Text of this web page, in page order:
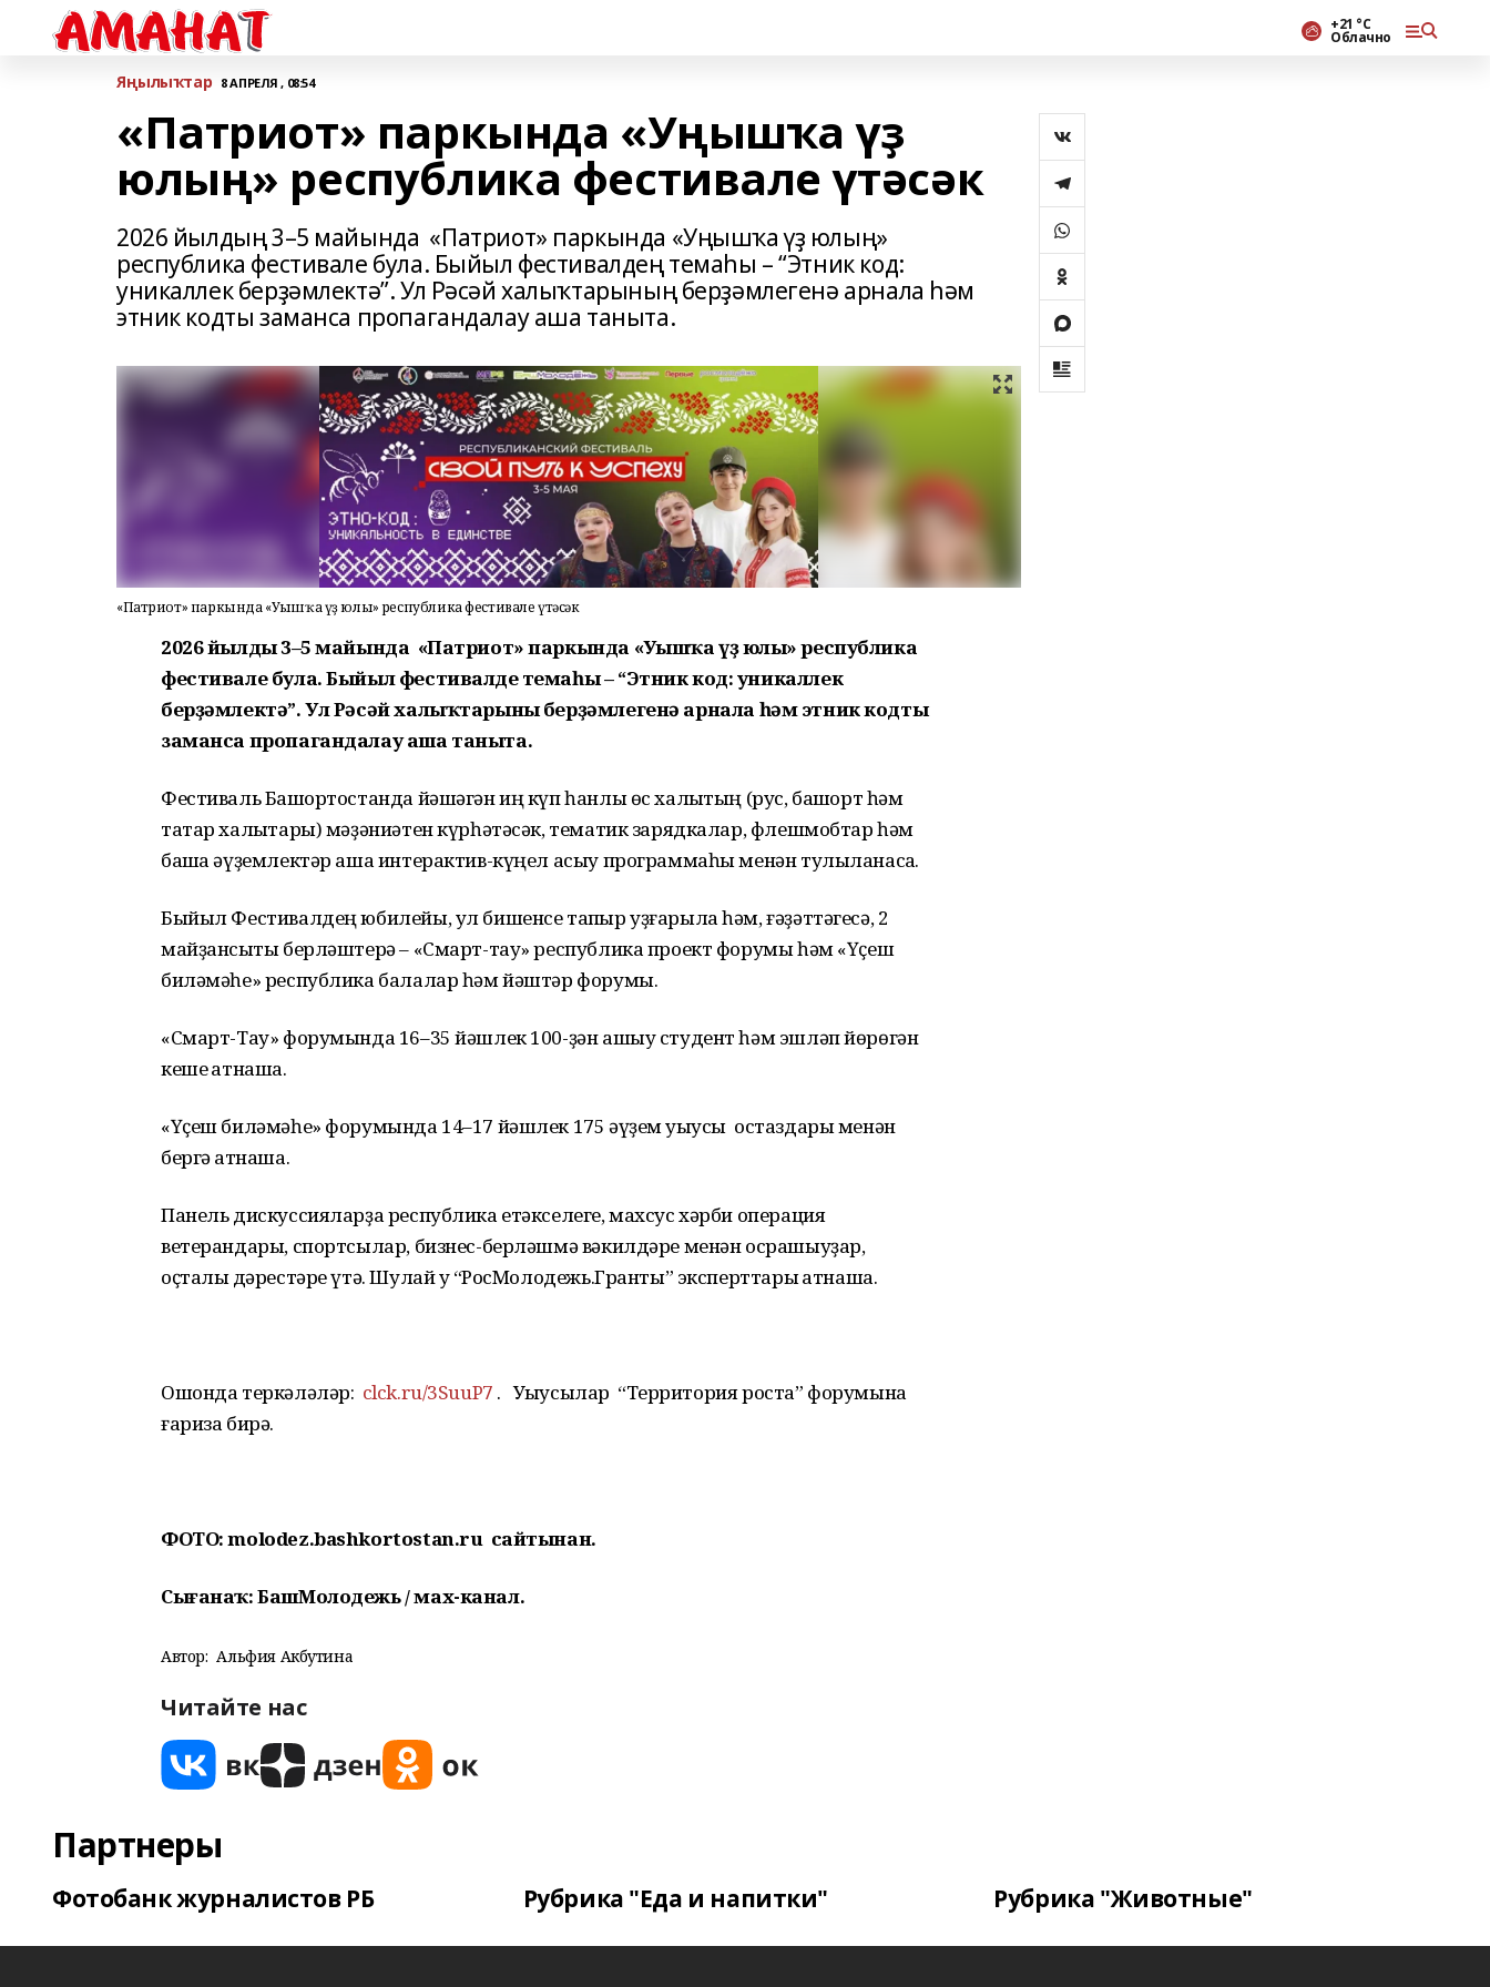
+21 °С
Облачно
Яңылыҡтар 8 АПРЕЛЯ , 08:54
«Патриот» паркында «Уңышҡа үҙ
юлың» республика фестивале үтәсәк
2026 йылдың 3–5 майында «Патриот» паркында «Уңышҡа үҙ юлың»
республика фестивале була. Быйыл фестивалдең темаһы – “Этник код:
уникаллек берҙәмлектә”. Ул Рәсәй халыҡтарының берҙәмлегенә арнала һәм
этник кодты заманса пропагандалау аша таныта.
«Патриот» паркында «Уңышҡа үҙ юлың» республика фестивале үтәсәк
2026 йылдың 3–5 майында «Патриот» паркында «Уңышҡа үҙ юлың» республика
фестивале була. Быйыл фестивалдең темаһы – “Этник код: уникаллек
берҙәмлектә”.Ул Рәсәй халыҡтарының берҙәмлегенә арнала һәм этниккодты
заманса пропагандалау аша таныта.
Фестиваль Башҡортостанда йәшәгән иң күп һанлы өс халыҡтың (рус, башҡорт һәм
татар халыҡтары) мәҙәниәтен күрһәтәсәк, тематик зарядкалар, флешмобтар һәм
башҡа әүҙемлектәр аша интерактив-күңел асыу программаһы менән тулыланасаҡ.
Быйыл Фестивалдең юбилейы, ул бишенсе тапҡыр уҙғарыла һәм, ғәҙәттәгесә, 2
майҙансыҡты берләштерә – «Смарт-тау» республика проект форумы һәм «Үҫеш
биләмәһе» республика балалар һәм йәштәр форумы.
«Смарт-Тау» форумында 16–35 йәшлек 100-ҙән ашыу студент һәм эшләп йөрөгән
кеше ҡатнаша.
«Үҫеш биләмәһе» форумында 14–17 йәшлек 175 әүҙем уҡыусы остаздары менән
бергә ҡатнаша.
Панель дискуссияларҙа республика етәкселеге, махсус хәрби операция
ветерандары, спортсылар, бизнес-берләшмә вәкилдәре менән осрашыуҙар,
оҫталыҡ дәрестәре үтә. Шулай уҡ “РосМолодежь.Гранты” эксперттары ҡатнаша.
Ошонда теркәләләр: clck.ru/3SuuP7 . Уҡыусылар “Территория роста” форумына
ғариза бирә.
ФОТО: molodez.bashkortostan.ru сайтынан.
Сығанаҡ: БашМолодежь / мах-канал.
Автор: Альфия Акбутина
Читайте нас
Партнеры
Фотобанк журналистов РБ Рубрика "Еда и напитки" Рубрика "Животные"